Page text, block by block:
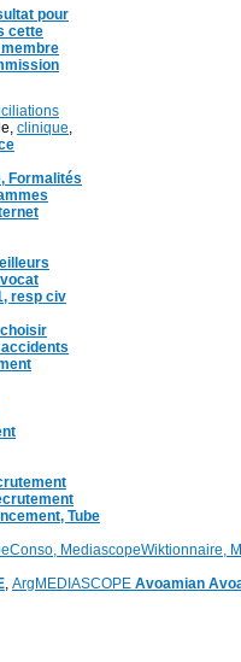
pour
cette
clinique,
Formalités
, resp civ
accidents
Tube
MediascopeWiktionnaire,
, ArgMEDIASCOPE Avoamian